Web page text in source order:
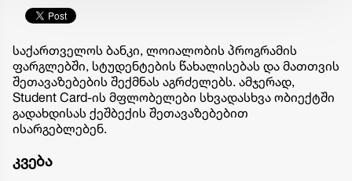
საქართველოს ბანკი, ლოიალობის პროგრამის
ფარგლებში, სტუდენტების წახალისებას და მათთვის
შეთავაზებების შექმნას აგრძელებს. ამჯერად,
Student Card-ის მფლობელები სხვადასხვა ობიექტში
გადახდისას ქეშბექის შეთავაზებებით
ისარგებლებენ.
კვება